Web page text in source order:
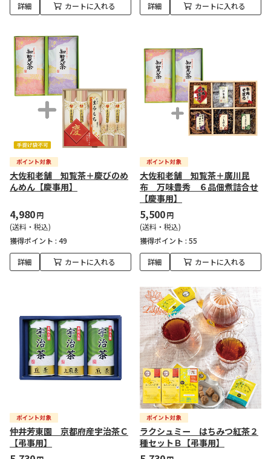
詳細 カートに入れる 詳細 カートに入れる
大佐和老舗 知覧茶＋慶びのめ
んめん【慶事用】
4,980円
(送料・税込)
獲得ポイント : 49
詳細 カートに入れる
大佐和老舗 知覧茶＋廣川昆
布 万味豊秀 ６品佃煮詰合せ
【慶事用】
5,500円
(送料・税込)
獲得ポイント : 55
詳細 カートに入れる
仲井芳東園 京都府産宇治茶Ｃ
【弔事用】
ラクシュミー はちみつ紅茶２
種セットＢ【弔事用】